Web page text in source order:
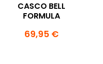
CASCO BELL
FORMULA
69,95 €